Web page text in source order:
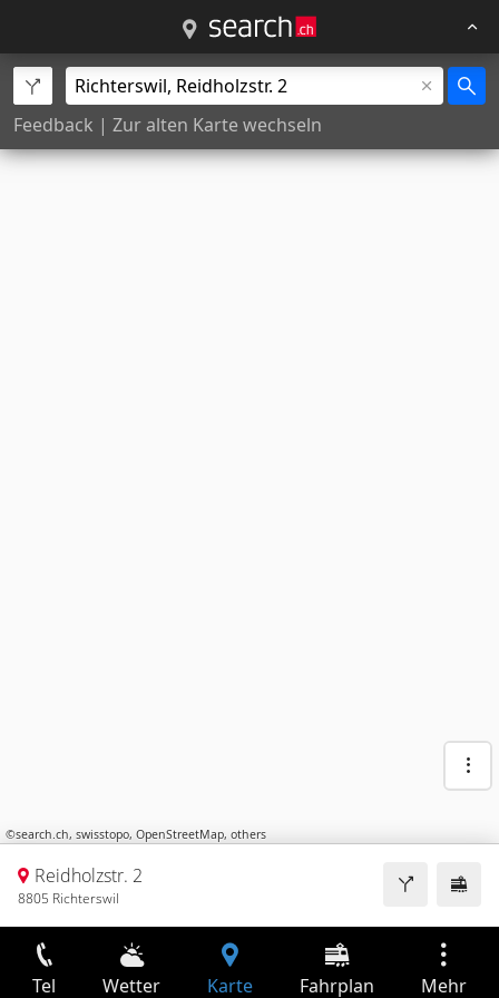
Feedback | Zur alten Karte wechseln
©search.ch, swisstopo, OpenStreetMap, others
Reidholzstr. 2
8805 Richterswil
Tel Wetter Karte Fahrplan Mehr